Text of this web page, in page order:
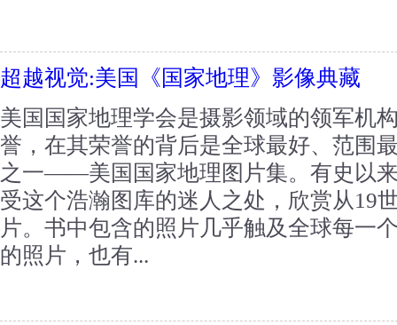
超越视觉:美国《国家地理》影像典藏
美国国家地理学会是摄影领域的领军机
誉，在其荣誉的背后是全球最好、范围
之一——美国国家地理图片集。有史以
受这个浩瀚图库的迷人之处，欣赏从19
片。书中包含的照片几乎触及全球每一
的照片，也有...